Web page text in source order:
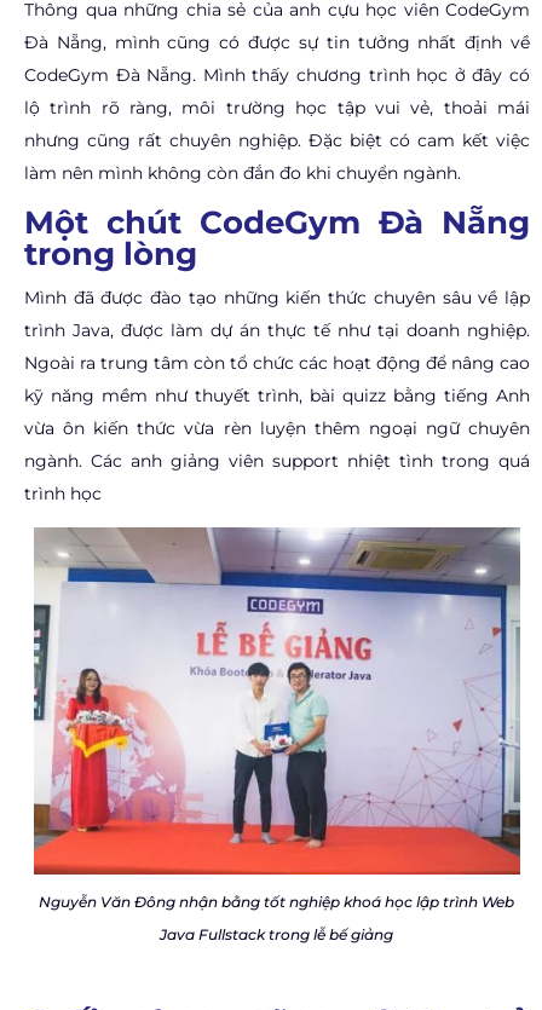
Thông qua những chia sẻ của anh cựu học viên CodeGym
Đà Nẵng, mình cũng có được sự tin tưởng nhất định về
CodeGym Đà Nẵng. Mình thấy chương trình học ở đây có
lộ trình rõ ràng, môi trường học tập vui vẻ, thoải mái
nhưng cũng rất chuyên nghiệp. Đặc biệt có cam kết việc
làm nên mình không còn đắn đo khi chuyển ngành.
Một chút CodeGym Đà Nẵng
trong lòng
Mình đã được đào tạo những kiến thức chuyên sâu về lập
trình Java, được làm dự án thực tế như tại doanh nghiệp.
Ngoài ra trung tâm còn tổ chức các hoạt động để nâng cao
kỹ năng mềm như thuyết trình, bài quizz bằng tiếng Anh
vừa ôn kiến thức vừa rèn luyện thêm ngoại ngữ chuyên
ngành. Các anh giảng viên support nhiệt tình trong quá
trình học
Nguyễn Văn Đông nhận bằng tốt nghiệp khoá học lập trình Web
Java Fullstack trong lễ bế giảng